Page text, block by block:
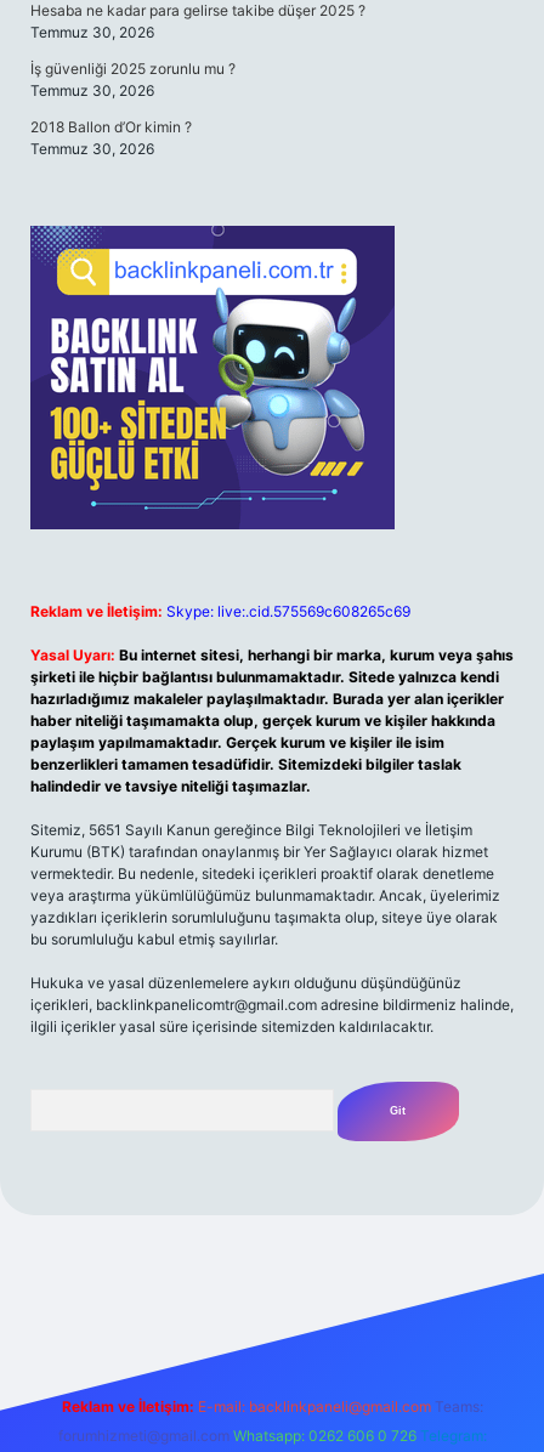
Hesaba ne kadar para gelirse takibe düşer 2025 ?
Temmuz 30, 2026
İş güvenliği 2025 zorunlu mu ?
Temmuz 30, 2026
2018 Ballon d’Or kimin ?
Temmuz 30, 2026
Reklam ve İletişim: Skype: live:.cid.575569c608265c69
Yasal Uyarı: Bu internet sitesi, herhangi bir marka, kurum veya şahıs
şirketi ile hiçbir bağlantısı bulunmamaktadır. Sitede yalnızca kendi
hazırladığımız makaleler paylaşılmaktadır. Burada yer alan içerikler
haber niteliği taşımamakta olup, gerçek kurum ve kişiler hakkında
paylaşım yapılmamaktadır. Gerçek kurum ve kişiler ile isim
benzerlikleri tamamen tesadüfidir. Sitemizdeki bilgiler taslak
halindedir ve tavsiye niteliği taşımazlar.
Sitemiz, 5651 Sayılı Kanun gereğince Bilgi Teknolojileri ve İletişim
Kurumu (BTK) tarafından onaylanmış bir Yer Sağlayıcı olarak hizmet
vermektedir. Bu nedenle, sitedeki içerikleri proaktif olarak denetleme
veya araştırma yükümlülüğümüz bulunmamaktadır. Ancak, üyelerimiz
yazdıkları içeriklerin sorumluluğunu taşımakta olup, siteye üye olarak
bu sorumluluğu kabul etmiş sayılırlar.
Hukuka ve yasal düzenlemelere aykırı olduğunu düşündüğünüz
içerikleri, backlinkpanelicomtr@gmail.com adresine bildirmeniz halinde,
ilgili içerikler yasal süre içerisinde sitemizden kaldırılacaktır.
Reklam ve İletişim: E-mail: backlinkpaneli@gmail.com Teams:
forumhizmeti@gmail.com Whatsapp: 0262 606 0 726 Telegram: